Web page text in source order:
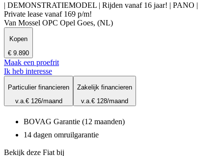
| DEMONSTRATIEMODEL | Rijden vanaf 16 jaar! | PANO |
Private lease vanaf 169 p/m!
Van Mossel OPC Opel Goes, (NL)
Kopen
€ 9.890
Maak een proefrit
Ik heb interesse
Particulier financieren
v.a.€ 126/maand
Zakelijk financieren
v.a.€ 128/maand
BOVAG Garantie (12 maanden)
14 dagen omruilgarantie
Bekijk deze Fiat bij